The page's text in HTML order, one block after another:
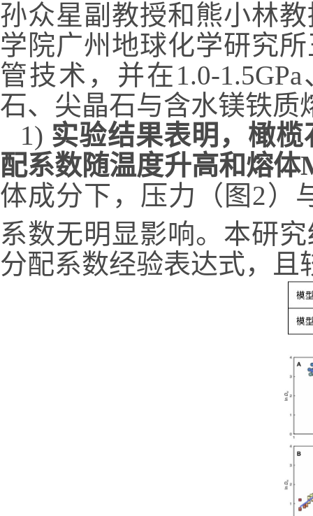
孙众星副教授和熊小林
学院广州地球化学研究
管技术，并在1.0-1.5GPa
石、尖晶石与含水镁铁质
1) 实验结果表明，橄榄
配系数随温度升高和熔体
体成分下，压力（图2）
系数无明显影响。本研
分配系数经验表达式，